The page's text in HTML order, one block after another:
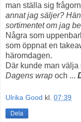
man ställa sig
annat jag säljer?
sortimentet om jag
Några som
som öppnat en
häromdagen.
Där kunde man välja
Dagens wrap och ...
Ulrika Good kl. 07:39
Dela